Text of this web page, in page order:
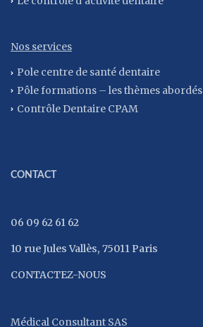
Nos services
Pole centre de santé dentaire
Pôle formations – les thèmes abordés
Contrôle Dentaire CPAM
CONTACT
06 09 62 61 62
10 rue Jules Vallès, 75011 Paris
CONTACTEZ-NOUS
Médical Consultant SAS